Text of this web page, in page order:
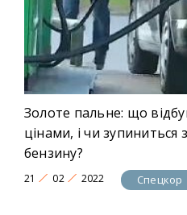
Золоте пальне: що
цінами, і чи зупиниться
бензину?
21 02 2022 Спецкор